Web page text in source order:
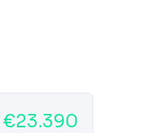
€23.390